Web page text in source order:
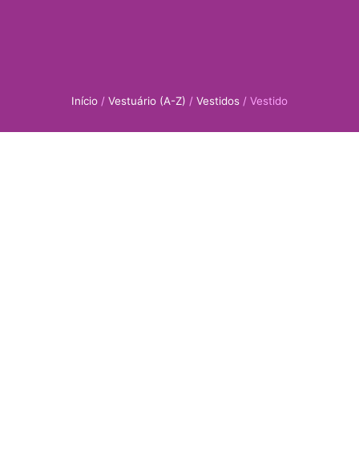
Início / Vestuário (A-Z) / Vestidos / Vestido